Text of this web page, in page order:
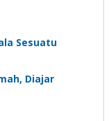
Sesuatu
Diajar